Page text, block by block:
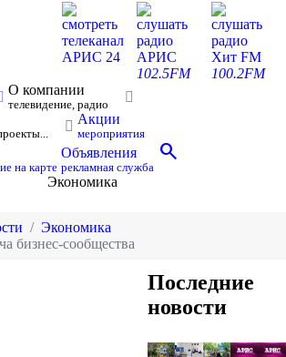
смотреть
телеканал
АРИС 24
слушать
радио
АРИС
102.5FM
слушать
радио
Хит FM
100.2FM
О компании
телевидение, радио
Акции
мероприятия
на карте
Объявления
рекламная служба
search
Экономика
Экономика
бизнес-сообщества
Последние
новости